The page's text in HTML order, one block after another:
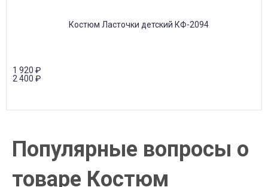
1 920 ₽
2 400 ₽
Популярные вопросы о
товаре Костюм